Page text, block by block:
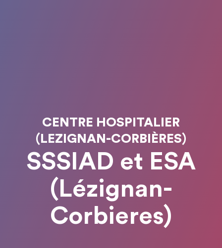
CENTRE HOSPITALIER
(LEZIGNAN-CORBIÈRES)
SSSIAD et ESA
(Lézignan-
Corbieres)